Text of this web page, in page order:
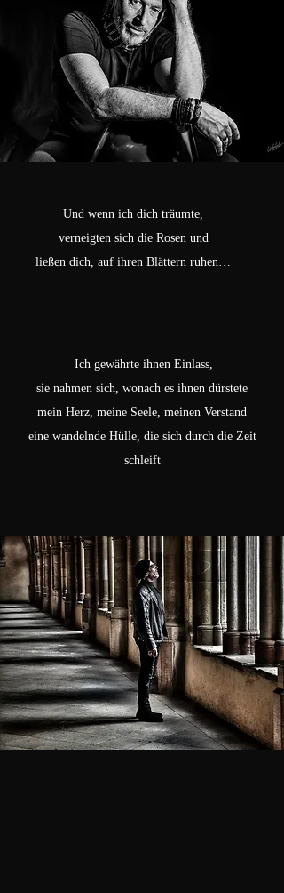
Und wenn ich dich träumte,
verneigten sich die Rosen und
ließen dich, auf ihren Blättern ruhen…
Ich gewährte ihnen Einlass,
sie nahmen sich, wonach es ihnen dürstete
mein Herz, meine Seele, meinen Verstand
eine wandelnde Hülle, die sich durch die Zeit
schleift